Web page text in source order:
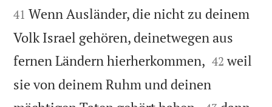
41 Wenn Ausländer, die nicht zu deinem
Volk Israel gehören, deinetwegen aus
fernen Ländern hierherkommen, 

42 weil
sie von deinem Ruhm und deinen